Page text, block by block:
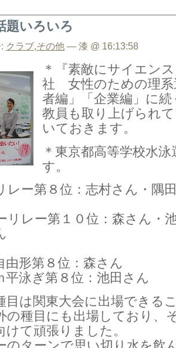
題いろいろ
クラブ,その他 — 漆 @ 16:13:58
＊『素敵にサイエン
社 女性のための理系
者編」「企業編」に
教員も取り上げられ
いておきます。
＊東京都高等学校水
す。
レー第８位：志村さん・隅
リレー第１０位：森さん・
由形第８位：森さん
平泳ぎ第８位：池田さん
目は関東大会に出場できる
の種目にも出場しており、
けて頑張りました。